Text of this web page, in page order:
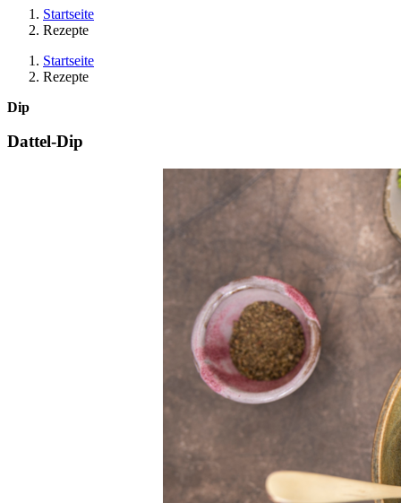
Startseite
Rezepte
Startseite
Rezepte
Dip
Dattel-Dip